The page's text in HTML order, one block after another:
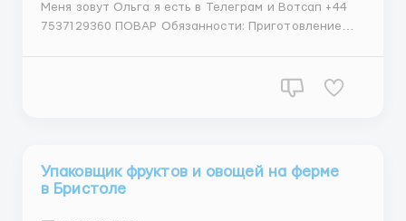
Меня зовут Ольга я есть в Телеграм и Вотсап +44
7537129360 ПОВАР Обязанности: Приготовление
порядка на рабочем месте Требования: Умение
Упаковщик фруктов и овощей на ферме
в Бристоле